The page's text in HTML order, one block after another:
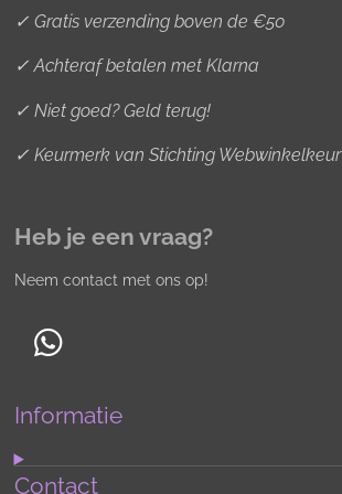
✓ Gratis verzending boven de €50
✓ Achteraf betalen met Klarna
✓ Niet goed? Geld terug!
✓ Keurmerk van Stichting Webwinkelkeur
Heb je een vraag?
Neem contact met ons op!
W
a
s
Informatie
Contact